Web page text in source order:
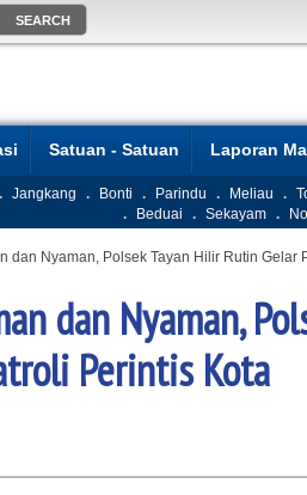
Satuan - Satuan Laporan
. Jangkang . Bonti . Parindu . Meliau .
.
Beduai . Sekayam .
dan Nyaman, Polsek Tayan Hilir Rutin Gelar
dan Nyaman,
Perintis Kota